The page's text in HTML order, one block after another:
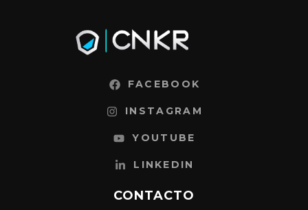
FACEBOOK
INSTAGRAM
YOUTUBE
LINKEDIN
CONTACTO